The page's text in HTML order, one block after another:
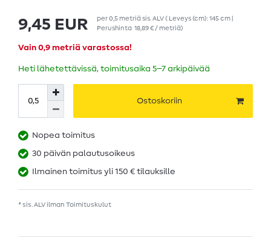
9,45 EUR per0,5 metriäsis. ALV( Leveys (cm): 145 cm |
Perushinta 18,89 € / metriä)
Vain 0,9 metriä varastossa!
Heti lähetettävissä, toimitusaika 5–7 arkipäivää
Ostoskoriin
Nopea toimitus
30 päivän palautusoikeus
Ilmainen toimitus yli 150 € tilauksille
* sis. ALV ilman Toimituskulut